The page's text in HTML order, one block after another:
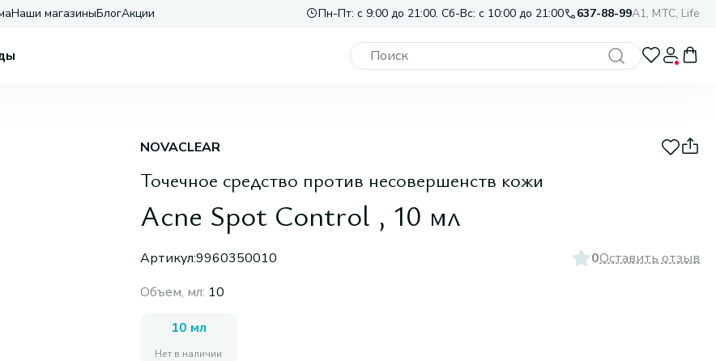
Наши магазиныБлогАкции Пн-Пт: с 9:00 до 21:00. Сб-Вс: с 10:00 до 21:00 637-88-99A1, МТС, Life
NOVACLEAR
Точечное средство против несовершенств кожи
Acne Spot Control , 10 мл
Артикул:9960350010 0Оставить отзыв
Объем, мл: 10
10 мл
Нет в наличии